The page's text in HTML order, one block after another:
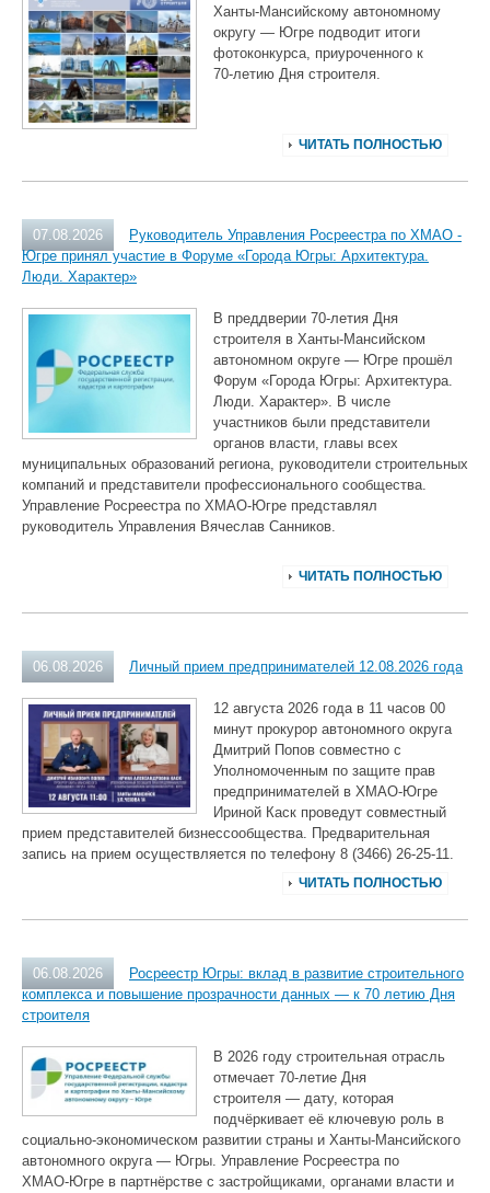
Ханты‑Мансийскому автономному
округу — Югре подводит итоги
фотоконкурса, приуроченного к
70‑летию Дня строителя.
ЧИТАТЬ ПОЛНОСТЬЮ
07.08.2026
Руководитель Управления Росреестра по ХМАО -
Югре принял участие в Форуме «Города Югры: Архитектура.
Люди. Характер»
В преддверии 70‑летия Дня
строителя в Ханты‑Мансийском
автономном округе — Югре прошёл
Форум «Города Югры: Архитектура.
Люди. Характер». В числе
участников были представители
органов власти, главы всех
муниципальных образований региона, руководители строительных
компаний и представители профессионального сообщества.
Управление Росреестра по ХМАО‑Югре представлял
руководитель Управления Вячеслав Санников.
ЧИТАТЬ ПОЛНОСТЬЮ
06.08.2026 Личный прием предпринимателей 12.08.2026 года
12 августа 2026 года в 11 часов 00
минут прокурор автономного округа
Дмитрий Попов совместно с
Уполномоченным по защите прав
предпринимателей в ХМАО-Югре
Ириной Каск проведут совместный
прием представителей бизнессообщества. Предварительная
запись на прием осуществляется по телефону 8 (3466) 26-25-11.
ЧИТАТЬ ПОЛНОСТЬЮ
06.08.2026
Росреестр Югры: вклад в развитие строительного
комплекса и повышение прозрачности данных — к 70 летию Дня
строителя
В 2026 году строительная отрасль
отмечает 70‑летие Дня
строителя — дату, которая
подчёркивает её ключевую роль в
социально‑экономическом развитии страны и Ханты‑Мансийского
автономного округа — Югры. Управление Росреестра по
ХМАО‑Югре в партнёрстве с застройщиками, органами власти и